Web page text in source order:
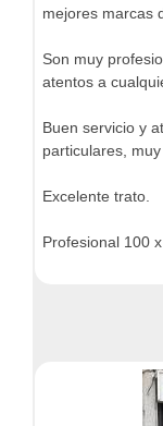
mejores marcas
Son muy
atentos a
Buen servicio y
particulares,
Excelente trato.
Profesional 100 x